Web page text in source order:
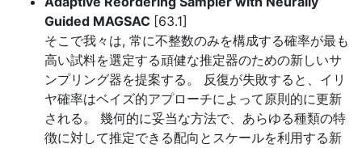
Guided MAGSAC [63.1]
そこで我々は, 常に不整数のみを構成する確率が最も
高い試料を選定する頑健な推定器のための新しいサ
ンプリング器を提案する。 反復が失敗すると、イリ
ヤ確率はベイズ的アプローチによって原則的に更新
される。 幾何的に妥当な方法で、あらゆる種類の特
徴に対して推定できる配向とスケールを利用する新